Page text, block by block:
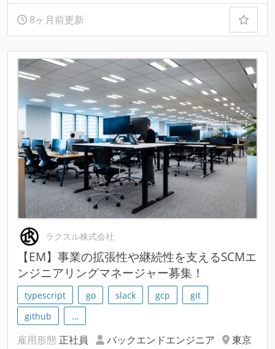
8ヶ月前更新
ラクスル株式会社
【EM】事業の拡張性や継続性を支えるSCMエ
ンジニアリングマネージャー募集！
typescript go slack gcp
git
github
…
雇用形態 正社員 バックエンドエンジニア
東京